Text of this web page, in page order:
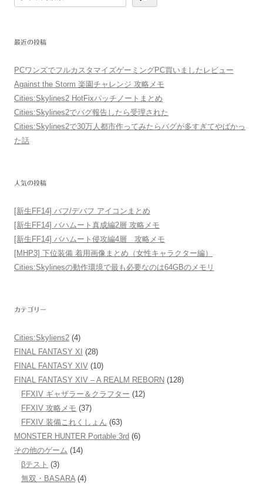
索
最近の投稿
PCワンズでフルカスタマイズゲーミングPC買いましたレビュー
Against the Storm 楽園チャレンジ 攻略メモ
Cities:Skylines2 HotFixパッチノートまとめ
Cities:Skylines2でバグ報告したら受理された
Cities:Skylines2で30万人都市作ってみたらバグが多すぎてやばかっ
た話
人気の投稿
[新生FF14] バフ/デバフ アイコンまとめ
[新生FF14] バハムート真成編2層 攻略メモ
[新生FF14] バハムート侵攻編4層 攻略メモ
[MHP3] 下位装備 着用画像まとめ（女性キャラクター編）
Cities:Skylinesの動作環境で最も必要なのは64GBのメモリ
カテゴリー
Cities:Skyliens2 (4)
FINAL FANTASY XI (28)
FINAL FANTASY XIV (10)
FINAL FANTASY XIV – A REALM REBORN (128)
FFXIV ギャザラー＆クラフター (12)
FFXIV 攻略メモ (37)
FFXIV 装備これくしょん (63)
MONSTER HUNTER Portable 3rd (6)
その他のゲーム (14)
βテスト (3)
無双・BASARA(4)